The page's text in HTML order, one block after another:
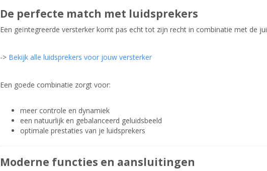
De perfecte match met luidsprekers
Een geïntegreerde versterker komt pas echt tot zijn recht in combinatie met de
-> Bekijk alle luidsprekers voor jouw versterker
Een goede combinatie zorgt voor:
meer controle en dynamiek
een natuurlijk en gebalanceerd geluidsbeeld
optimale prestaties van je luidsprekers
Moderne functies en aansluitingen